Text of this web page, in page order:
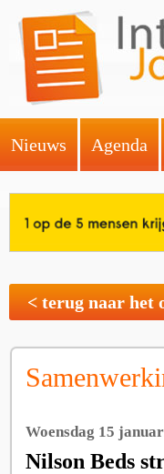
Nieuws Agenda
< terug naar het
Woensdag 15
Nilson Beds